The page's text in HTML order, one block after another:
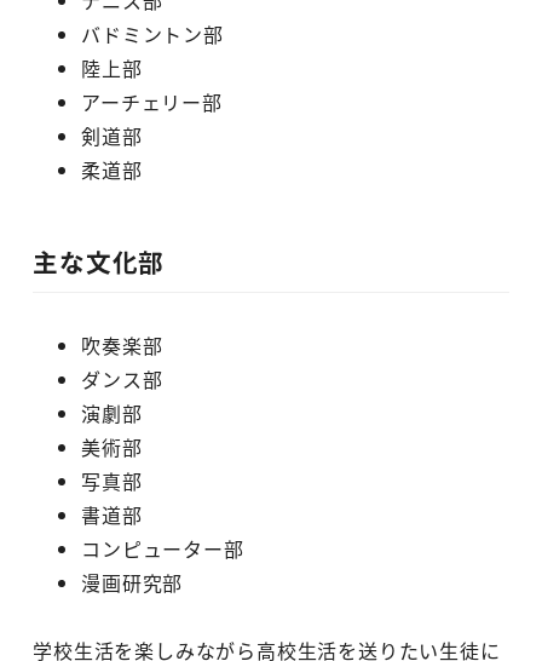
バドミントン部
陸上部
アーチェリー部
剣道部
柔道部
主な文化部
吹奏楽部
ダンス部
演劇部
美術部
写真部
書道部
コンピューター部
漫画研究部
学校生活を楽しみながら高校生活を送りたい生徒に